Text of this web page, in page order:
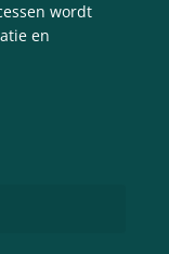
wordt
en